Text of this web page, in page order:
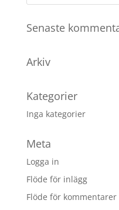
Senaste
Arkiv
Kategorier
Inga kategorier
Meta
Logga in
Flöde för inlägg
Flöde för kommentarer